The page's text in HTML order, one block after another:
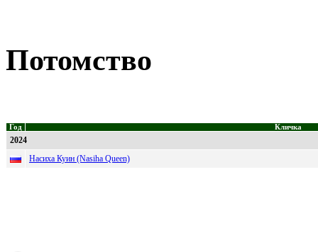
Потомство
Год Кличка
2024
Насиха Куин (Nasiha Queen)